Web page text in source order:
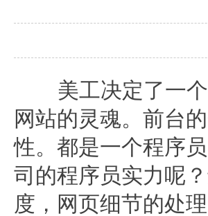
美工决定了一个
网站的灵魂。前台
性。都是一个程序
司的程序员实力呢
度，网页细节的处